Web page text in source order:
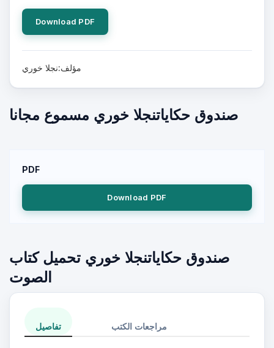
Download PDF
مؤلف:نجلا خوري
صندوق حكاياتنجلا خوري مسموع مجانا
PDF
Download PDF
صندوق حكاياتنجلا خوري تحميل كتاب
الصوت
تفاصيل مراجعات الكتب